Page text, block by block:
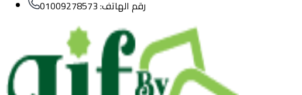
رقم الهاتف:01009278573